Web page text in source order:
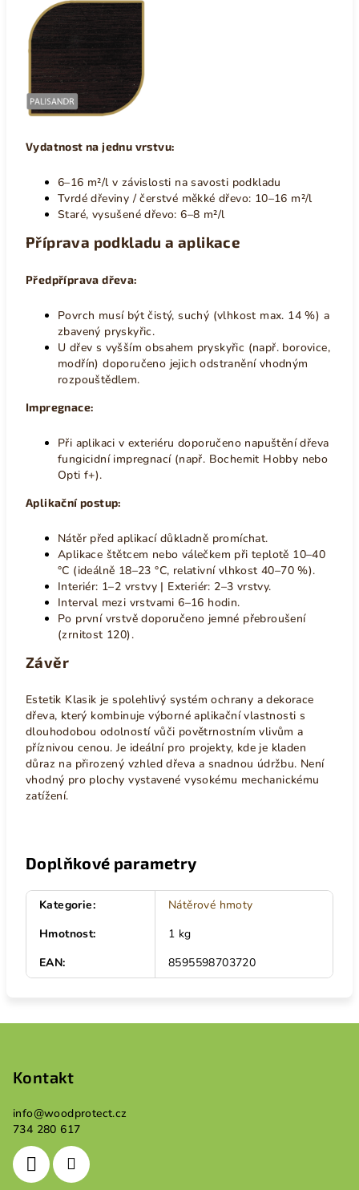
Vydatnost na jednu vrstvu:
6–16 m²/l v závislosti na savosti podkladu
Tvrdé dřeviny / čerstvé měkké dřevo: 10–16 m²/l
Staré, vysušené dřevo: 6–8 m²/l
Příprava podkladu a aplikace
Předpříprava dřeva:
Povrch musí být čistý, suchý (vlhkost max. 14 %) a
zbavený pryskyřic.
U dřev s vyšším obsahem pryskyřic (např. borovice,
modřín) doporučeno jejich odstranění vhodným
rozpouštědlem.
Impregnace:
Při aplikaci v exteriéru doporučeno napuštění dřeva
fungicidní impregnací (např. Bochemit Hobby nebo
Opti f+).
Aplikační postup:
Nátěr před aplikací důkladně promíchat.
Aplikace štětcem nebo válečkem při teplotě 10–40
°C (ideálně 18–23 °C, relativní vlhkost 40–70 %).
Interiér: 1–2 vrstvy | Exteriér: 2–3 vrstvy.
Interval mezi vrstvami 6–16 hodin.
Po první vrstvě doporučeno jemné přebroušení
(zrnitost 120).
Závěr
Estetik Klasik je spolehlivý systém ochrany a dekorace
dřeva, který kombinuje výborné aplikační vlastnosti s
dlouhodobou odolností vůči povětrnostním vlivům a
příznivou cenou. Je ideální pro projekty, kde je kladen
důraz na přirozený vzhled dřeva a snadnou údržbu. Není
vhodný pro plochy vystavené vysokému mechanickému
zatížení.
Doplňkové parametry
Kategorie:
Nátěrové hmoty
Hmotnost:
1 kg
EAN: 8595598703720
Kontakt
info@woodprotect.cz
734 280 617